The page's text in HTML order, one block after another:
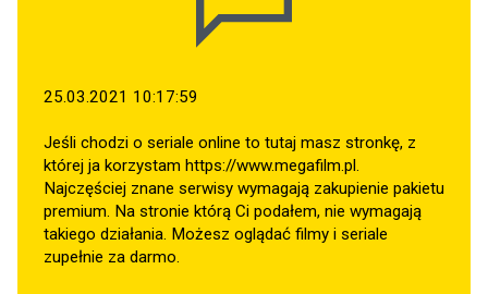
25.03.2021 10:17:59
Jeśli chodzi o seriale online to tutaj masz stronkę, z
której ja korzystam https://www.megafilm.pl.
Najczęściej znane serwisy wymagają zakupienie pakietu
premium. Na stronie którą Ci podałem, nie wymagają
takiego działania. Możesz oglądać filmy i seriale
zupełnie za darmo.